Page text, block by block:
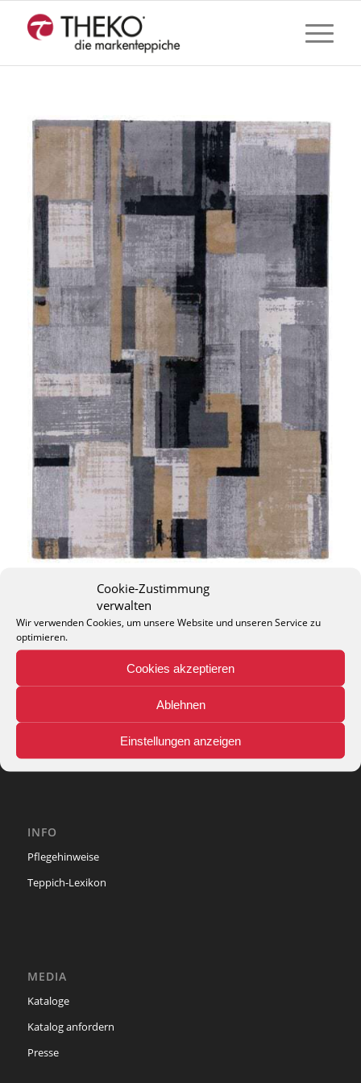
Cookie-Zustimmung
verwalten
Wir verwenden Cookies, um unsere Website und unseren Service zu
optimieren.
Cookies akzeptieren
Ablehnen
Einstellungen anzeigen
THEO KELLER GMBH
phone: + 49 (2327) 3083 - 20
info@theko-collection.com
INFO
Pflegehinweise
Teppich-Lexikon
MEDIA
Kataloge
Katalog anfordern
Presse